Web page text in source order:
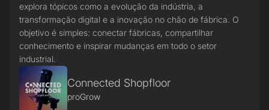
explora tópicos como a evolução da indústria, a
transformação digital e a inovação no chão de fábrica. O
objetivo é simples: conectar fábricas, compartilhar
conhecimento e inspirar mudanças em todo o setor
industrial.
Connected Shopfloor
proGrow